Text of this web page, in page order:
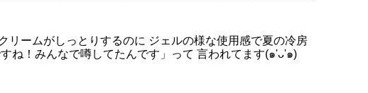
ームがしっとりするのに ジェルの様な使用感で夏の冷房
ね！みんなで噂してたんです」って 言われてます(๑'ᴗ'๑)